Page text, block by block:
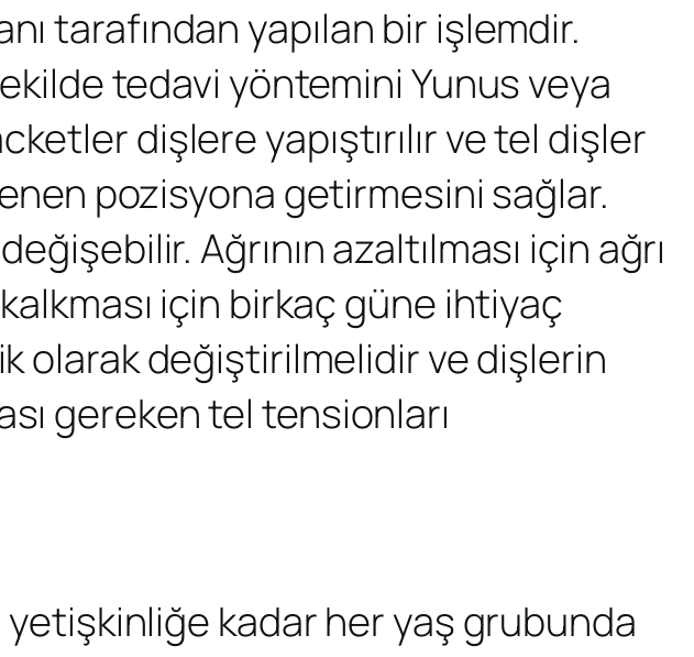
tarafından yapılan bir işlemdir.
tedavi yöntemini Yunus veya
dişlere yapıştırılır ve tel dişler
pozisyona getirmesini sağlar.
Ağrının azaltılması için ağrı
için birkaç güne ihtiyaç
olarak değiştirilmelidir ve dişlerin
gereken tel tensionları
kadar her yaş grubunda